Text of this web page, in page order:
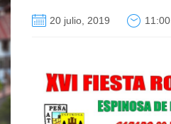
20 julio, 2019 11:00